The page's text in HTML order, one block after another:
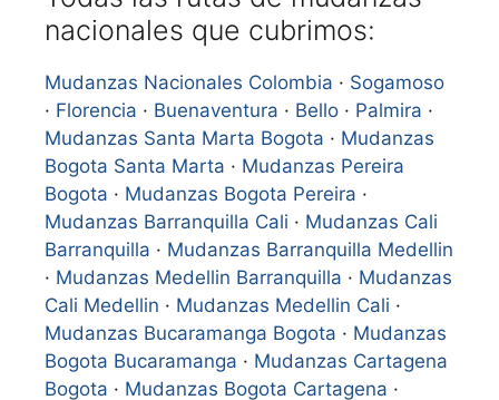
nacionales que cubrimos:
Mudanzas Nacionales Colombia · Sogamoso
· Florencia · Buenaventura · Bello · Palmira ·
Mudanzas Santa Marta Bogota · Mudanzas
Bogota Santa Marta · Mudanzas Pereira
Bogota · Mudanzas Bogota Pereira ·
Mudanzas Barranquilla Cali · Mudanzas Cali
Barranquilla · Mudanzas Barranquilla Medellin
· Mudanzas Medellin Barranquilla · Mudanzas
Cali Medellin · Mudanzas Medellin Cali ·
Mudanzas Bucaramanga Bogota · Mudanzas
Bogota Bucaramanga · Mudanzas Cartagena
Bogota · Mudanzas Bogota Cartagena ·